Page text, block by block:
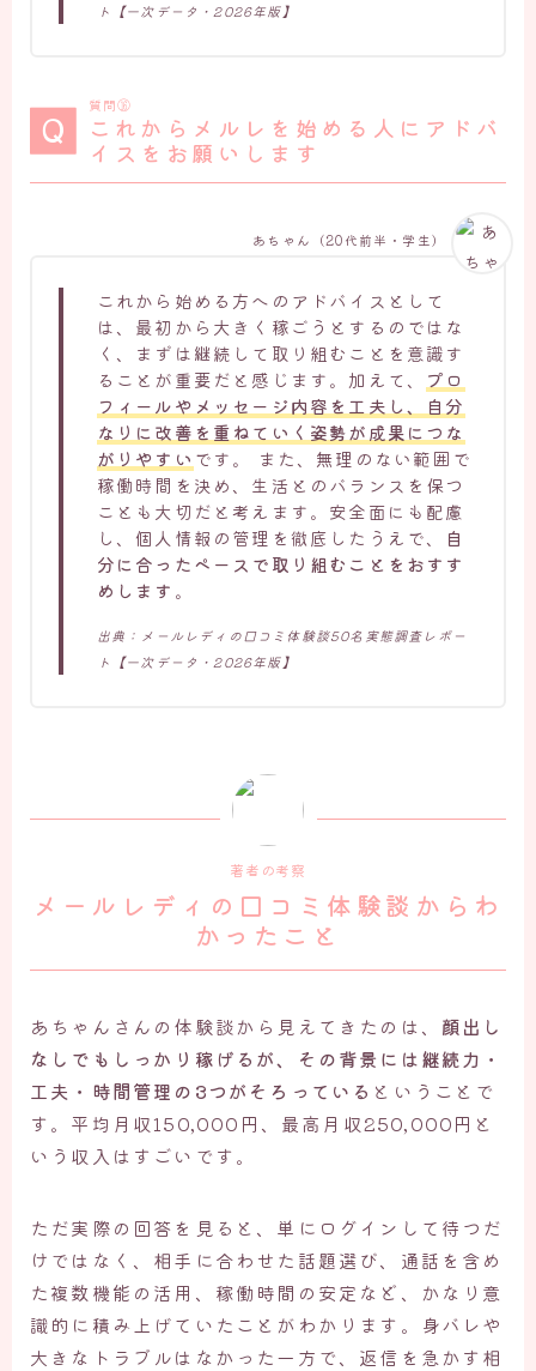
ト【一次データ・2026年版】
質問⑯
これからメルレを始める人にアドバ
イスをお願いします
これから始める方へのアドバイスとして
は、最初から大きく稼ごうとするのではな
く、まずは継続して取り組むことを意識す
ることが重要だと感じます。加えて、 プロ
フィールやメッセージ内容を工夫し、自分
なりに改善を重ねていく姿勢が成果につな
がりやすい です。 また、無理のない範囲で
稼働時間を決め、生活とのバランスを保つ
ことも大切だと考えます。安全面にも配慮
し、個人情報の管理を徹底したうえで、
自
分に合ったペースで取り組むことをおすす
めします 。
出典：メールレディの口コミ体験談50名実態調査レポー
ト【一次データ・2026年版】
あちゃん（20代前半・学生）
著者の考察
メールレディの口コミ体験談からわ
かったこと
あちゃんさんの体験談から見えてきたのは、 顔出し
なしでもしっかり稼げるが、その背景には継続力・
工夫・時間管理の3つがそろっている ということで
す。平均月収150,000円、最高月収250,000円と
いう収入はすごいです。
ただ実際の回答を見ると、単にログインして待つだ
けではなく、相手に合わせた話題選び、通話を含め
た複数機能の活用、稼働時間の安定など、かなり意
識的に積み上げていたことがわかります。身バレや
大きなトラブルはなかった一方で、返信を急かす相